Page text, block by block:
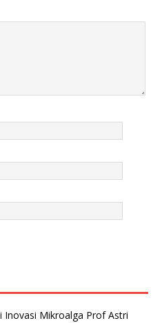
Inovasi Mikroalga Prof Astri